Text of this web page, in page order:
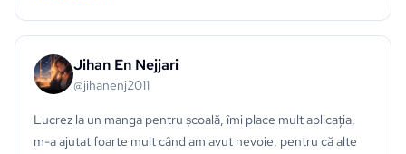
Jihan En Nejjari
@jihanenj2011
Lucrez la un manga pentru școală, îmi place mult aplicația,
m-a ajutat foarte mult când am avut nevoie, pentru că alte